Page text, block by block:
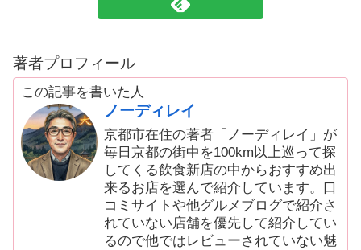
著者プロフィール
この記事を書いた人
ノーディレイ
京都市在住の著者「ノーディレイ」が
毎日京都の街中を100km以上巡って探
してくる飲食新店の中からおすすめ出
来るお店を選んで紹介しています。口
コミサイトや他グルメブログで紹介さ
れていない店舗を優先して紹介してい
るので他ではレビューされていない魅